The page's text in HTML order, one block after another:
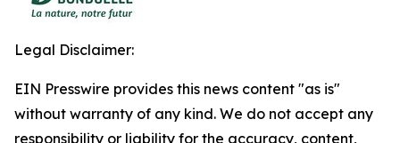
Legal Disclaimer:
EIN Presswire provides this news content "as is"
without warranty of any kind. We do not accept any
responsibility or liability for the accuracy, content,